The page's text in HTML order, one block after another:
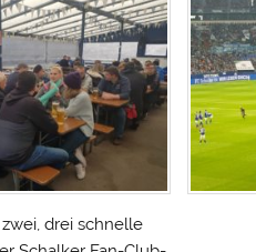
zwei, drei schnelle